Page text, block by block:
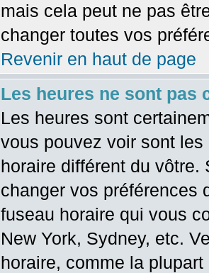
mais cela peut ne pas
changer toutes vos
Revenir en haut de page
Les heures ne sont pas
Les heures sont
vous pouvez voir sont
horaire différent du
changer vos préférences
fuseau horaire qui vous
New York, Sydney, etc.
horaire, comme la